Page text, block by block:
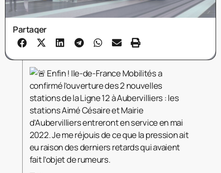
Partager
Enfin ! Ile-de-France Mobilités a
confirmé l’ouverture des 2 nouvelles
stations de la Ligne 12 à Aubervilliers : les
stations Aimé Césaire et Mairie
d’Aubervilliers entreront en service en mai
2022. Je me réjouis de ce que la pression ait
eu raison des derniers retards qui avaient
fait l’objet de rumeurs.